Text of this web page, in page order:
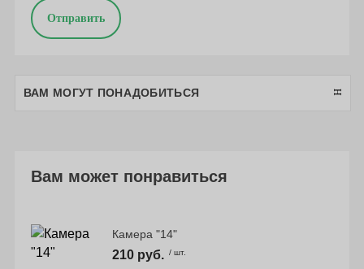
Отправить
ВАМ МОГУТ ПОНАДОБИТЬСЯ
Вам может понравиться
Камера "14"
210 руб. / шт.